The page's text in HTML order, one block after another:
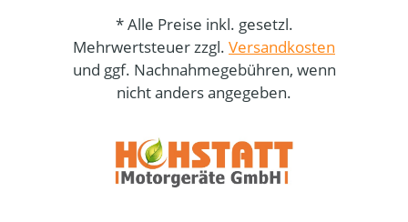
* Alle Preise inkl. gesetzl.
Mehrwertsteuer zzgl. Versandkosten
und ggf. Nachnahmegebühren, wenn
nicht anders angegeben.